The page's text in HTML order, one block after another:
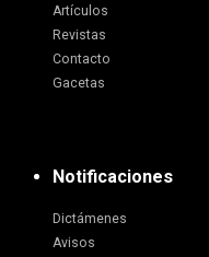
Artículos
Revistas
Contacto
Gacetas
Notificaciones
Dictámenes
Avisos